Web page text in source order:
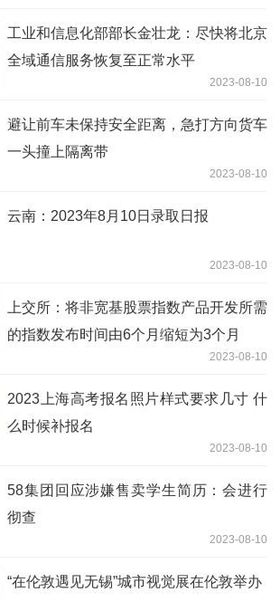
工业和信息化部部长金壮龙：尽快将北京
全域通信服务恢复至正常水平
2023-08-10
避让前车未保持安全距离，急打方向货车
一头撞上隔离带
2023-08-10
云南：2023年8月10日录取日报
2023-08-10
上交所：将非宽基股票指数产品开发所需
的指数发布时间由6个月缩短为3个月
2023-08-10
2023上海高考报名照片样式要求几寸 什
么时候补报名
2023-08-10
58集团回应涉嫌售卖学生简历：会进行
彻查
2023-08-10
“在伦敦遇见无锡”城市视觉展在伦敦举办